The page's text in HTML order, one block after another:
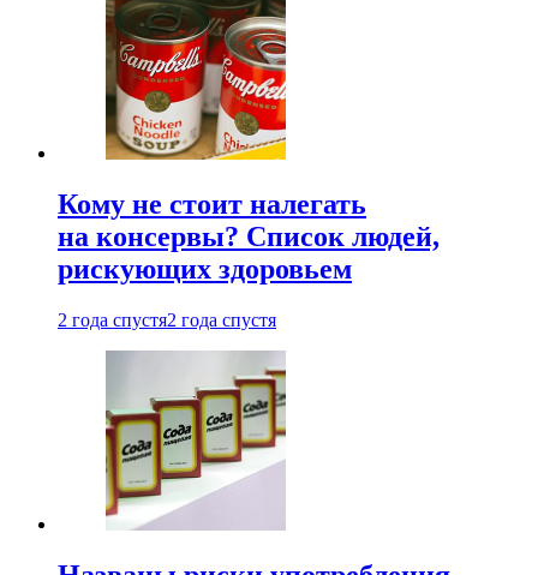
Кому не стоит налегать
на консервы? Список людей,
рискующих здоровьем
2 года спустя2 года спустя